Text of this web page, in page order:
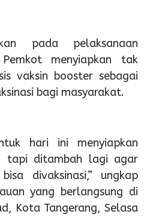
pada pelaksanaan
menyiapkan tak
vaksin booster sebagai
bagi masyarakat.
hari ini menyiapkan
tapi ditambah lagi agar
divaksinasi,” ungkap
yang berlangsung di
Kota Tangerang, Selasa